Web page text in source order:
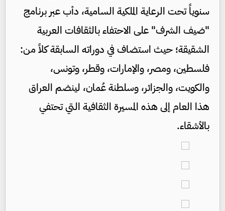
سنوياً تحت الرعاية الملكية السامية، دأب عبر برنامج
"ضيف الشرف" على الاحتفاء بالثقافات العربية
الشقيقة؛ حيث استضاف في دوراته السابقة كلاً من:
فلسطين، ومصر، والإمارات، وقطر، وتونس،
والكويت، والجزائر، وسلطنة عُمان، لينضم العراق
هذا العام إلى هذه المسيرة الثقافية التي تحتفي
بالأشقاء.